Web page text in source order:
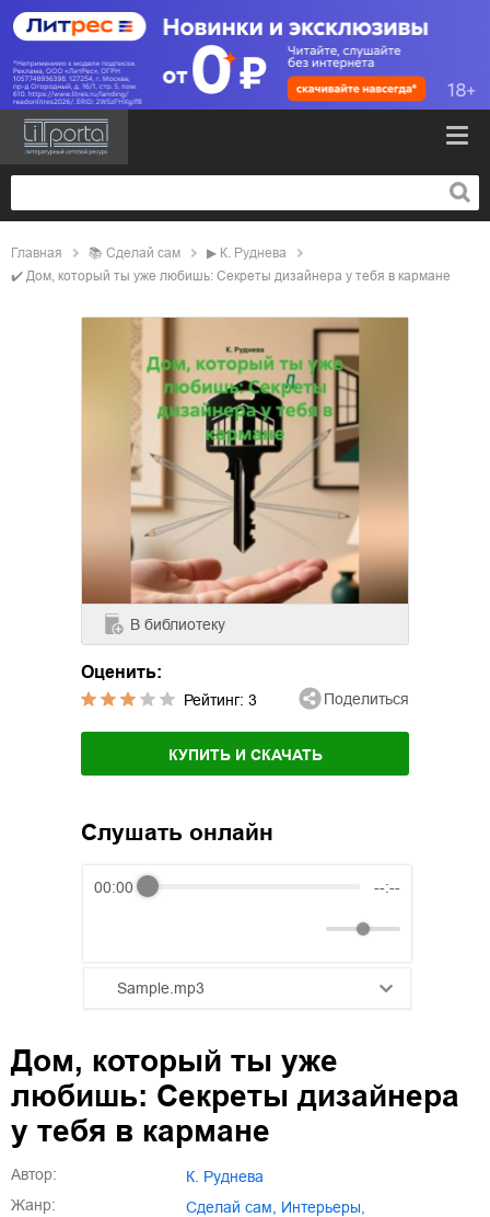
Главная 📚 сделай сам ▶ К. Руднева
✔️ Дом, который ты уже любишь: Секреты дизайнера у тебя в кармане
В библиотеку
Оценить:
Рейтинг: 3 Поделиться
КУПИТЬ И СКАЧАТЬ
Слушать онлайн
00:00 --:--
Sample.mp3
02.mp3
03.mp3 14:00
Дом, который ты уже
любишь: Секреты дизайнера
у тебя в кармане
Автор:
К. Руднева
Жанр:
сделай сам интерьеры